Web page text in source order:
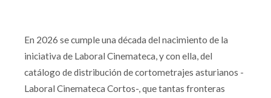
En 2026 se cumple una década del nacimiento de la
iniciativa de Laboral Cinemateca, y con ella, del
catálogo de distribución de cortometrajes asturianos -
Laboral Cinemateca Cortos-, que tantas fronteras